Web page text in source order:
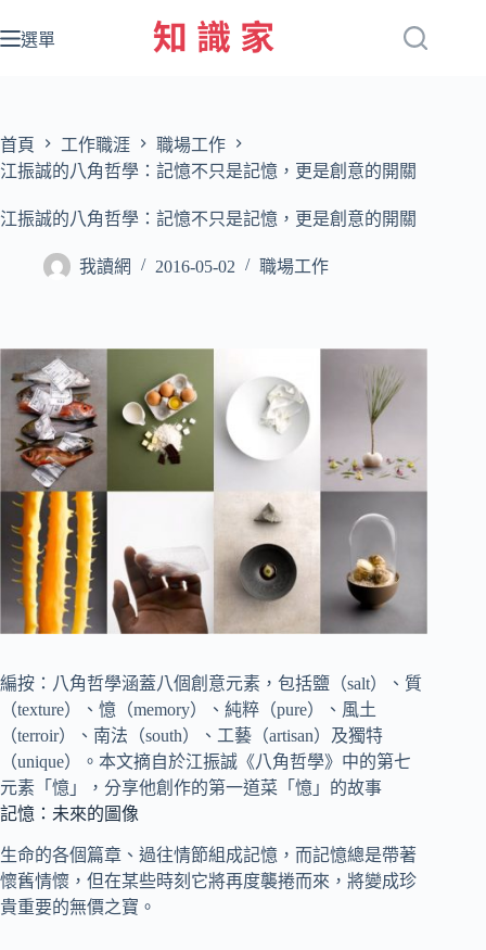
至
容
選單
首頁 工作職涯
職場工作
江振誠的八角哲學：記憶不只是記憶，更是創意的開關
江振誠的八角哲學：記憶不只是記憶，更是創意的開關
我讀網 2016-05-02 職場工作
編按：八角哲學涵蓋八個創意元素，包括鹽（salt）、質
（texture）、憶（memory）、純粹（pure）、風土
（terroir）、南法（south）、工藝（artisan）及獨特
（unique）。本文摘自於江振誠《八角哲學》中的第七
元素「憶」，分享他創作的第一道菜「憶」的故事
記憶：未來的圖像
生命的各個篇章、過往情節組成記憶，而記憶總是帶著
懷舊情懷，但在某些時刻它將再度襲捲而來，將變成珍
貴重要的無價之寶。